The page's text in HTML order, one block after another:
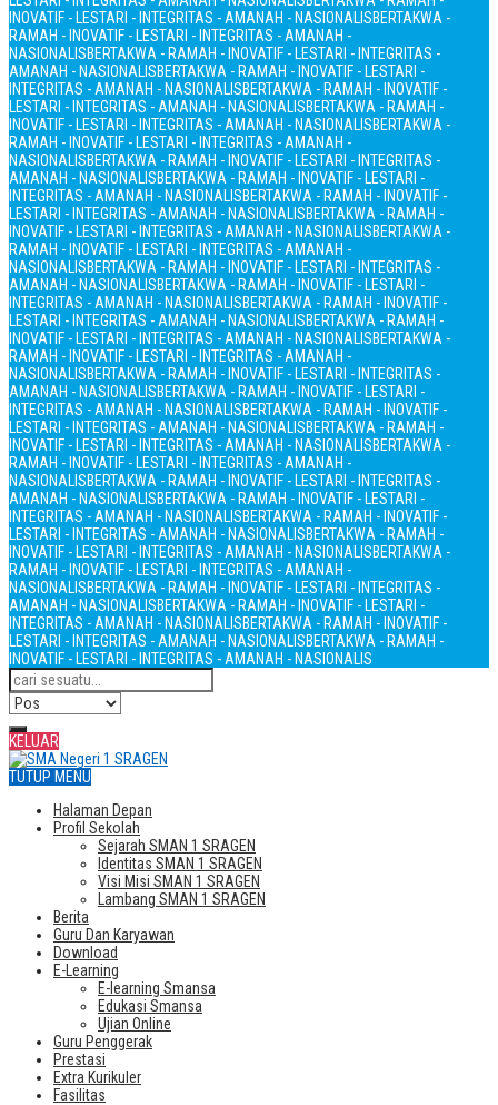
INOVATIF - LESTARI - INTEGRITAS - AMANAH - NASIONALISBERTAKWA -
RAMAH - INOVATIF - LESTARI - INTEGRITAS - AMANAH -
NASIONALISBERTAKWA - RAMAH - INOVATIF - LESTARI - INTEGRITAS -
AMANAH - NASIONALISBERTAKWA - RAMAH - INOVATIF - LESTARI -
INTEGRITAS - AMANAH - NASIONALISBERTAKWA - RAMAH - INOVATIF -
LESTARI - INTEGRITAS - AMANAH - NASIONALISBERTAKWA - RAMAH -
INOVATIF - LESTARI - INTEGRITAS - AMANAH - NASIONALISBERTAKWA -
RAMAH - INOVATIF - LESTARI - INTEGRITAS - AMANAH -
NASIONALISBERTAKWA - RAMAH - INOVATIF - LESTARI - INTEGRITAS -
AMANAH - NASIONALISBERTAKWA - RAMAH - INOVATIF - LESTARI -
INTEGRITAS - AMANAH - NASIONALISBERTAKWA - RAMAH - INOVATIF -
LESTARI - INTEGRITAS - AMANAH - NASIONALISBERTAKWA - RAMAH -
INOVATIF - LESTARI - INTEGRITAS - AMANAH - NASIONALISBERTAKWA -
RAMAH - INOVATIF - LESTARI - INTEGRITAS - AMANAH -
NASIONALISBERTAKWA - RAMAH - INOVATIF - LESTARI - INTEGRITAS -
AMANAH - NASIONALISBERTAKWA - RAMAH - INOVATIF - LESTARI -
INTEGRITAS - AMANAH - NASIONALISBERTAKWA - RAMAH - INOVATIF -
LESTARI - INTEGRITAS - AMANAH - NASIONALISBERTAKWA - RAMAH -
INOVATIF - LESTARI - INTEGRITAS - AMANAH - NASIONALISBERTAKWA -
RAMAH - INOVATIF - LESTARI - INTEGRITAS - AMANAH -
NASIONALISBERTAKWA - RAMAH - INOVATIF - LESTARI - INTEGRITAS -
AMANAH - NASIONALISBERTAKWA - RAMAH - INOVATIF - LESTARI -
INTEGRITAS - AMANAH - NASIONALISBERTAKWA - RAMAH - INOVATIF -
LESTARI - INTEGRITAS - AMANAH - NASIONALISBERTAKWA - RAMAH -
INOVATIF - LESTARI - INTEGRITAS - AMANAH - NASIONALISBERTAKWA -
RAMAH - INOVATIF - LESTARI - INTEGRITAS - AMANAH -
NASIONALISBERTAKWA - RAMAH - INOVATIF - LESTARI - INTEGRITAS -
AMANAH - NASIONALISBERTAKWA - RAMAH - INOVATIF - LESTARI -
INTEGRITAS - AMANAH - NASIONALISBERTAKWA - RAMAH - INOVATIF -
LESTARI - INTEGRITAS - AMANAH - NASIONALISBERTAKWA - RAMAH -
INOVATIF - LESTARI - INTEGRITAS - AMANAH - NASIONALISBERTAKWA -
RAMAH - INOVATIF - LESTARI - INTEGRITAS - AMANAH -
NASIONALISBERTAKWA - RAMAH - INOVATIF - LESTARI - INTEGRITAS -
AMANAH - NASIONALISBERTAKWA - RAMAH - INOVATIF - LESTARI -
INTEGRITAS - AMANAH - NASIONALISBERTAKWA - RAMAH - INOVATIF -
LESTARI - INTEGRITAS - AMANAH - NASIONALISBERTAKWA - RAMAH -
INOVATIF - LESTARI - INTEGRITAS - AMANAH - NASIONALIS
KELUAR
TUTUP MENU
Halaman Depan
Profil Sekolah
Sejarah SMAN 1 SRAGEN
Identitas SMAN 1 SRAGEN
Visi Misi SMAN 1 SRAGEN
Lambang SMAN 1 SRAGEN
Berita
Guru Dan Karyawan
Download
E-Learning
E-learning Smansa
Edukasi Smansa
Ujian Online
Guru Penggerak
Prestasi
Extra Kurikuler
Fasilitas